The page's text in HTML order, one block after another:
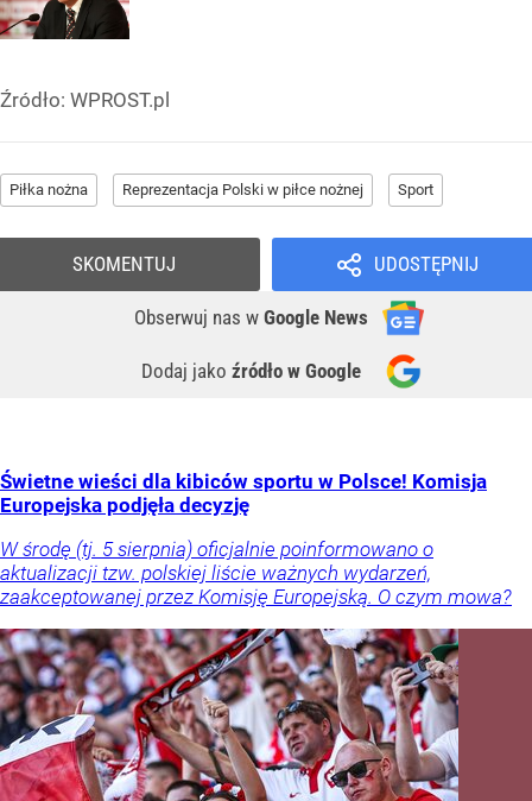
Źródło: WPROST.pl
Piłka nożna Reprezentacja Polski w piłce nożnej Sport
UDOSTĘPNIJ
Obserwuj nas w Google News
Dodaj jako źródło w Google
SKOMENTUJ
Świetne wieści dla kibiców sportu w Polsce! Komisja
Europejska podjęła decyzję
W środę (tj. 5 sierpnia) oficjalnie poinformowano o
aktualizacji tzw. polskiej liście ważnych wydarzeń,
zaakceptowanej przez Komisję Europejską. O czym mowa?